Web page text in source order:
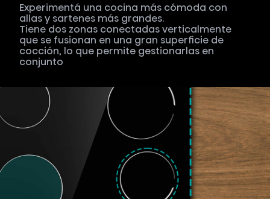
Experimentá una cocina más cómoda con
allas y sartenes más grandes.
Tiene dos zonas conectadas verticalmente
que se fusionan en una gran superficie de
cocción, lo que permite gestionarlas en
conjunto